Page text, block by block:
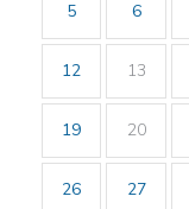
5 6
12 13
19 20
26 27